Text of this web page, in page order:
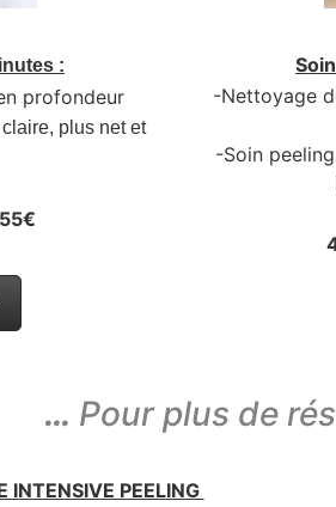
:
profondeur
plus net et
-Nettoyage
-Soin
… Pour plus de
INTENSIVE PEELING